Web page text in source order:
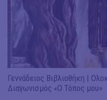
Γεννάδειος Βιβλιοθήκη |
Διαγωνισμός «Ο Τόπος μου»